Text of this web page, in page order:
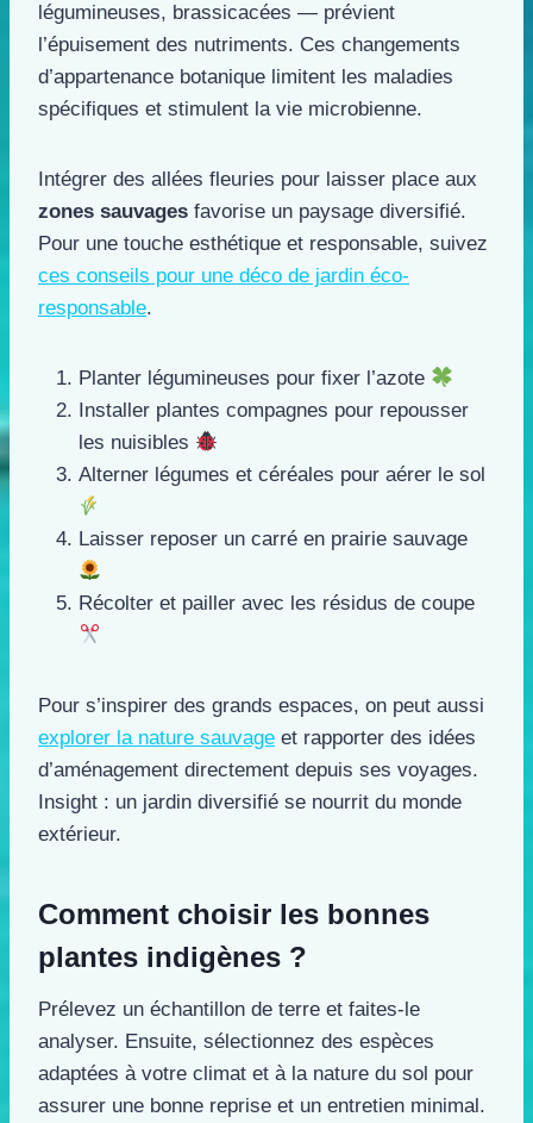
légumineuses, brassicacées — prévient
l’épuisement des nutriments. Ces changements
d’appartenance botanique limitent les maladies
spécifiques et stimulent la vie microbienne.
Intégrer des allées fleuries pour laisser place aux
zones sauvages favorise un paysage diversifié.
Pour une touche esthétique et responsable, suivez
ces conseils pour une déco de jardin éco-
responsable.
Planter légumineuses pour fixer l’azote
Installer plantes compagnes pour repousser
les nuisibles
Alterner légumes et céréales pour aérer le sol
Laisser reposer un carré en prairie sauvage
Récolter et pailler avec les résidus de coupe
Pour s’inspirer des grands espaces, on peut aussi
explorer la nature sauvage et rapporter des idées
d’aménagement directement depuis ses voyages.
Insight : un jardin diversifié se nourrit du monde
extérieur.
Comment choisir les bonnes
plantes indigènes ?
Prélevez un échantillon de terre et faites-le
analyser. Ensuite, sélectionnez des espèces
adaptées à votre climat et à la nature du sol pour
assurer une bonne reprise et un entretien minimal.